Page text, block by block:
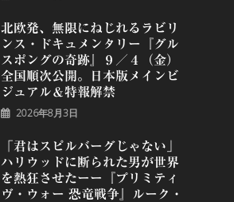
北欧発、無限にねじれるラビリ
ンス・ドキュメンタリー『グル
スポングの奇跡』９／４（金）
全国順次公開。日本版メインビ
ジュアル＆特報解禁
2026年8月3日
「君はスピルバーグじゃない」
ハリウッドに断られた男が世界
を熱狂させたーー『プリミティ
ヴ・ウォー 恐⻯戦争』ルーク・